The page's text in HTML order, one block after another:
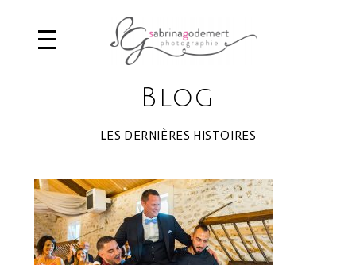
Blog
LES DERNIÈRES HISTOIRES